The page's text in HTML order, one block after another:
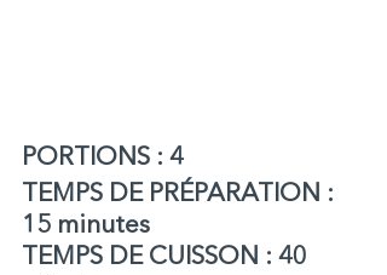
PORTIONS : 4
TEMPS DE PRÉPARATION :
15 minutes
TEMPS DE CUISSON : 40